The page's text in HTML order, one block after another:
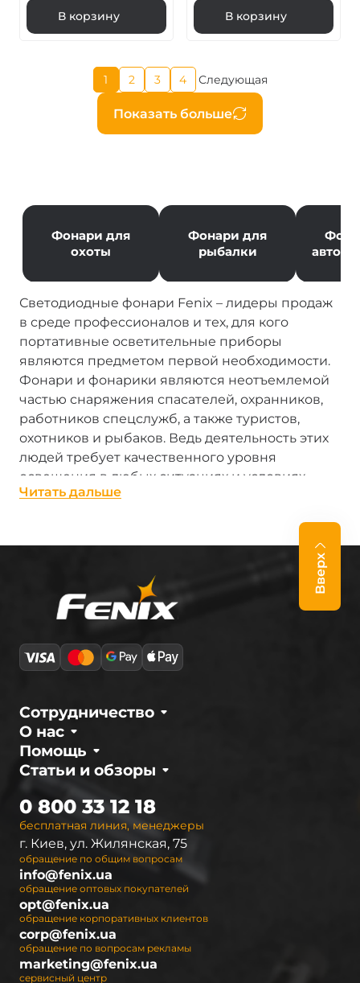
В корзину В корзину
Нумерация
страниц
Показать больше
Текущая
страница
1
Страница
2
Страница
3
Страница
4
Следующая
страница
Следующая
Фонари для
охоты
Фонари для
рыбалки
Светодиодные фонари Fenix – лидеры продаж
в среде профессионалов и тех, для кого
портативные осветительные приборы
являются предметом первой необходимости.
Фонари и фонарики являются неотъемлемой
частью снаряжения спасателей, охранников,
работников спецслужб, а также туристов,
охотников и рыбаков. Ведь деятельность этих
людей требует качественного уровня
освещения в любых ситуациях и условиях,
даже экстремальных.
Фонари производства Fenix – настоящие «лучи
солнца в кармане». Каждый, от сверхмощного
миниатюрного брелка-фонарика, достойно
выполняют свою работу. Фонари Феникс
отличаются высокой надежностью,
неприхотливостью и долговечностью, которые
подтверждены многочисленными тестами и
официальную гарантию 2 года на любую
модель.
Интернет-магазинfenix.ua
дистрибьютор в Украине. Мы предлагаем
полный ассортимент светодиодных фонарей
Fenix, а также необходимые аксессуары к ним.
Чтобы покупателям было легче
ориентироваться при выборе осветительных
устройств, они разделены на серии. В
настоящее время ассортимент Феникс
представлен 9 сериями ручных фонарей, 2
сериями налобных фонарей и 2 видами led
фонарей для велосипедистов (велофары).
Читать дальше
Вверх
О нас
Сотрудничество
Статьи и обзоры
Помощь
бесплатная линия, менеджеры
0 800 33 12 18
г. Киев, ул. Жилянская, 75
обращение по общим вопросам
info@fenix.ua
обращение оптовых покупателей
opt@fenix.ua
обращение корпоративных клиентов
corp@fenix.ua
обращение по вопросам рекламы
marketing@fenix.ua
сервисный центр